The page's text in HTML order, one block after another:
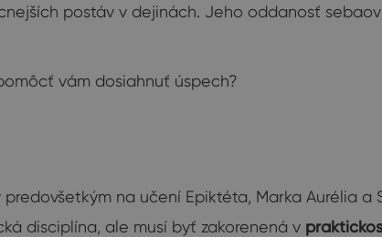
postáv v dejinách. Jeho oddanosť
vám dosiahnuť úspech?
na učení Epiktéta, Marka Aurélia a
disciplína, ale musí byť zakorenená v